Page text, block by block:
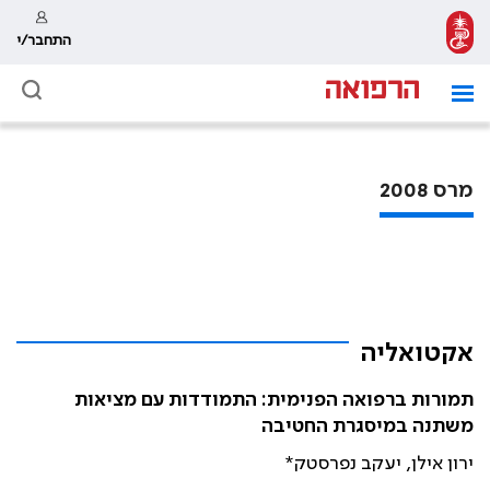
התחבר/י
מרס 2008
אקטואליה
תמורות ברפואה הפנימית: התמודדות עם מציאות
משתנה במיסגרת החטיבה
ירון אילן, יעקב נפרסטק*